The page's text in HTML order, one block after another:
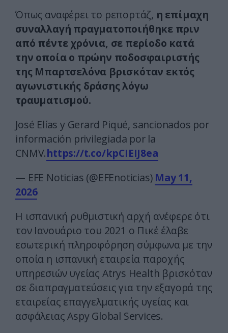
Όπως αναφέρει το ρεπορτάζ, η επίμαχη
συναλλαγή πραγματοποιήθηκε πριν
από πέντε χρόνια, σε περίοδο κατά
την οποία ο πρώην ποδοσφαιριστής
της Μπαρτσελόνα βρισκόταν εκτός
αγωνιστικής δράσης λόγω
τραυματισμού.
José Elías y Gerard Piqué, sancionados por
información privilegiada por la
CNMV.https://t.co/kpCIEIJ8ea
— EFE Noticias (@EFEnoticias) May 11,
2026
Η ισπανική ρυθμιστική αρχή ανέφερε ότι
τον Ιανουάριο του 2021 ο Πικέ έλαβε
εσωτερική πληροφόρηση σύμφωνα με την
οποία η ισπανική εταιρεία παροχής
υπηρεσιών υγείας Atrys Health βρισκόταν
σε διαπραγματεύσεις για την εξαγορά της
εταιρείας επαγγελματικής υγείας και
ασφάλειας Aspy Global Services.